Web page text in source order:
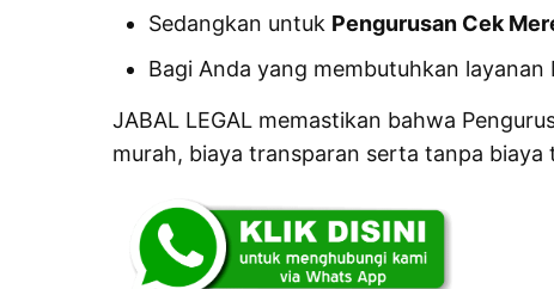
Sedangkan untuk Pengurusan Cek
Bagi Anda yang membutuhkan
JABAL LEGAL memastikan bahwa
murah, biaya transparan serta tanpa biaya